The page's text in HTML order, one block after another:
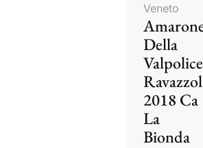
Veneto
Della
Ravazzol
2018 Ca
La
Bionda